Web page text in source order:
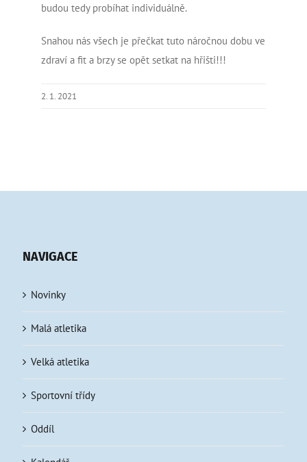
budou tedy probíhat individuálně.
Snahou nás všech je přečkat tuto náročnou dobu ve
zdraví a fit a brzy se opět setkat na hřišti!!!
2. 1. 2021
NAVIGACE
Novinky
Malá atletika
Velká atletika
Sportovní třídy
Oddíl